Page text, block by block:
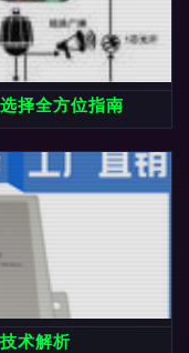
择全方位指南
术解析